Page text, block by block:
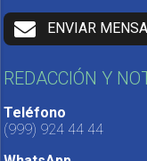
ENVIAR
REDACCIÓN Y
Teléfono
(999) 924 44 44